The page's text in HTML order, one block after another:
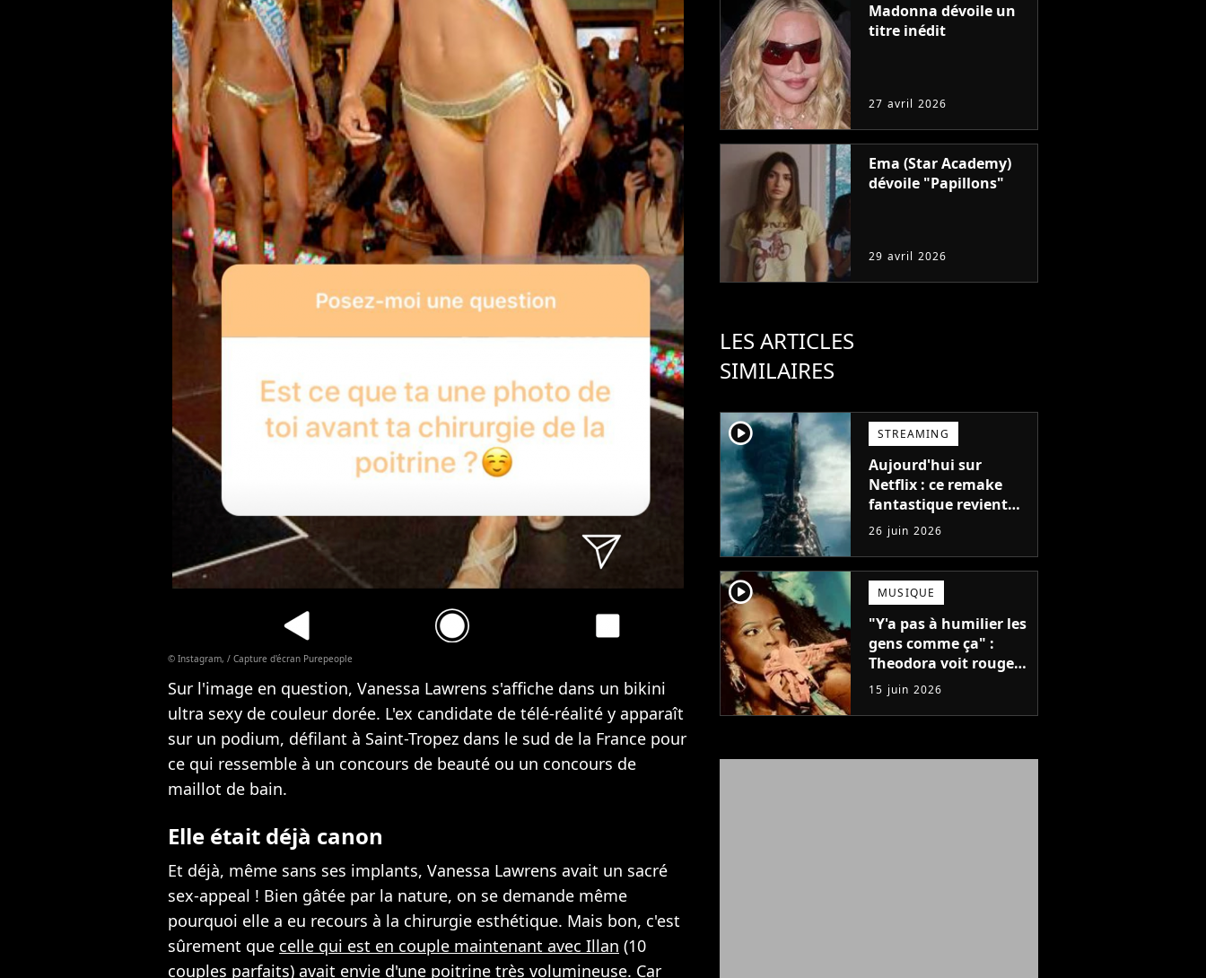
© Instagram, / Capture d'écran Purepeople
Sur l'image en question, Vanessa Lawrens s'affiche dans un bikini
ultra sexy de couleur dorée. L'ex candidate de télé-réalité y apparaît
sur un podium, défilant à Saint-Tropez dans le sud de la France pour
ce qui ressemble à un concours de beauté ou un concours de
maillot de bain.
Elle était déjà canon
Et déjà, même sans ses implants, Vanessa Lawrens avait un sacré
sex-appeal ! Bien gâtée par la nature, on se demande même
pourquoi elle a eu recours à la chirurgie esthétique. Mais bon, c'est
sûrement que celle qui est en couple maintenant avec Illan (10
couples parfaits) avait envie d'une poitrine très volumineuse. Car
Madonna dévoile un
titre inédit
27 avril 2026
Ema (Star Academy)
dévoile "Papillons"
29 avril 2026
LES ARTICLES
SIMILAIRES
player2 STREAMING
Aujourd'hui sur
Netflix : ce remake
fantastique revient
avec sa suite, 2 ans
après avoir réalisé 60
millions de vues et
régné 6 semaines
dans le Top 10
26 juin 2026
player2 MUSIQUE
"Y'a pas à humilier les
gens comme ça" :
Theodora voit rouge
après un concert,
mais que s'est-il passé
?
15 juin 2026